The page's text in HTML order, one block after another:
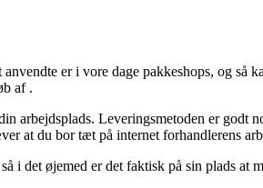
er i vore dage pakkeshops, og
af .
arbejdsplads. Leveringsmetoden er
at du bor tæt på internet forhandlerens
det øjemed er det faktisk på sin plads at